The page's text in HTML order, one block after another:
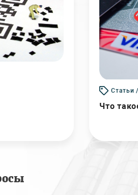
Статьи
Что